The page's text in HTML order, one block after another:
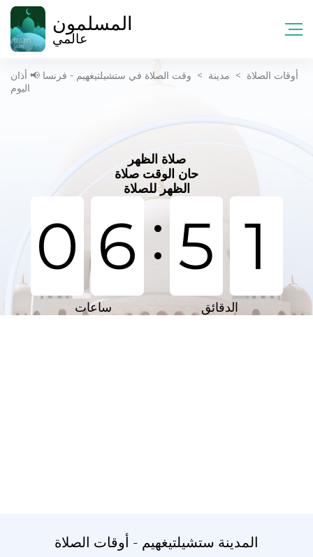
المسلمون
عالمي
أوقات الصلاة > مدينة > وقت الصلاة في ستشيلتيغهيم - فرنسا 📢 أذان
اليوم
صلاة الظهر
حان الوقت صلاة
الظهر للصلاة
0 6: 5 1
ساعات الدقائق
المدينة ستشيلتيغهيم - أوقات الصلاة